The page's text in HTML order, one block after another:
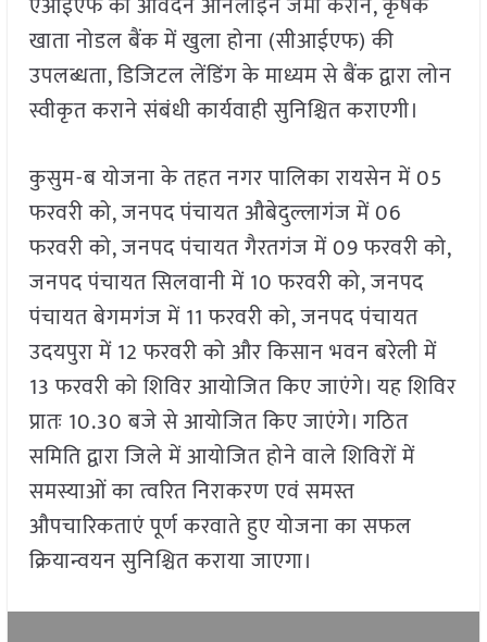
खाता नोडल बैंक में खुला होना (सीआईएफ) की
उपलब्धता, डिजिटल लेंडिंग के माध्यम से बैंक द्वारा लोन
स्वीकृत कराने संबंधी कार्यवाही सुनिश्चित कराएगी।
कुसुम-ब योजना के तहत नगर पालिका रायसेन में 05
फरवरी को, जनपद पंचायत औबेदुल्लागंज में 06
फरवरी को, जनपद पंचायत गैरतगंज में 09 फरवरी को,
जनपद पंचायत सिलवानी में 10 फरवरी को, जनपद
पंचायत बेगमगंज में 11 फरवरी को, जनपद पंचायत
उदयपुरा में 12 फरवरी को और किसान भवन बरेली में
13 फरवरी को शिविर आयोजित किए जाएंगे। यह शिविर
प्रातः 10.30 बजे से आयोजित किए जाएंगे। गठित
समिति द्वारा जिले में आयोजित होने वाले शिविरों में
समस्याओं का त्वरित निराकरण एवं समस्त
औपचारिकताएं पूर्ण करवाते हुए योजना का सफल
क्रियान्वयन सुनिश्चित कराया जाएगा।